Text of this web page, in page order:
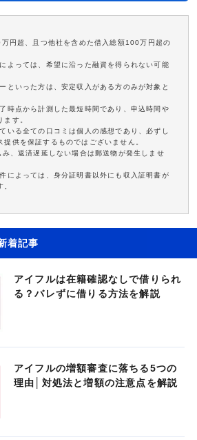
円超、且つ他社を含めた借入総額100万円超の
よっては、希望に沿った融資を得られない可能
といった方は、安定収入がある方のみが対象と
時点から計測した最短時間であり、申込時間や
す。
いる全ての口コミは個人の感想であり、必ずし
提供を保証するものではございません。
、返済遅延しない場合は郵送物が発生しませ
によっては、身分証明書以外にも収入証明書が
着記事
アイフルは在籍確認なしで借りられ
る？バレずに借りる方法を解説
アイフルの増額審査に落ちる5つの
理由│対処法と増額の注意点を解説